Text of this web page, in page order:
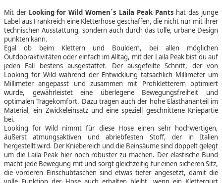
Mit der Looking for Wild Women´s Laila Peak Pants hat das junge
Label aus Frankreich eine Kletterhose geschaffen, die nicht nur mit ihrer
technischen Ausstattung, sondern auch durch das tolle, urbane Design
punkten kann.
Egal ob beim Klettern und Bouldern, bei allen möglichen
Outdooraktivitäten oder einfach im Alltag, mit der Laila Peak bist du auf
jeden Fall bestens ausgestattet. Der ausgefeilte Schnitt, der von
Looking for Wild während der Entwicklung tatsächlich Millimeter um
Millimeter angepasst und zusammen mit Profikletterern optimiert
wurde, gewährleistet eine überlegene Bewegungsfreiheit und
optimalen Tragekomfort. Dazu tragen auch der hohe Elasthananteil im
Material, ein Zwickeleinsatz und eine speziell geschnittene Kniepartie
bei.
Looking for Wild nimmt für diese Hose einen sehr hochwertigen,
äußerst atmungsaktiven und abriebfesten Stoff, der in Italien
hergestellt wird. Der Kniebereich und die Beinsäume sind doppelt gelegt
um die Laila Peak hier noch robuster zu machen. Der elastische Bund
macht jede Bewegung mit und sorgt gleichzeitig für einen sicheren Sitz,
die vorderen Einschubtaschen sind etwas tiefer angesetzt, damit die